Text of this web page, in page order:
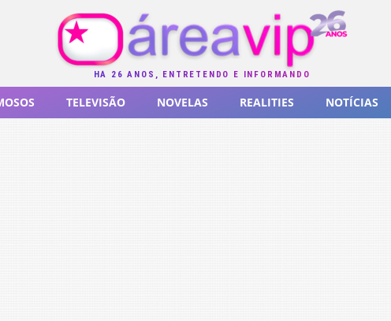
HÁ 26 ANOS, ENTRETENDO E INFORMANDO
TELEVISÃO NOVELAS REALITIES NOTÍCIAS